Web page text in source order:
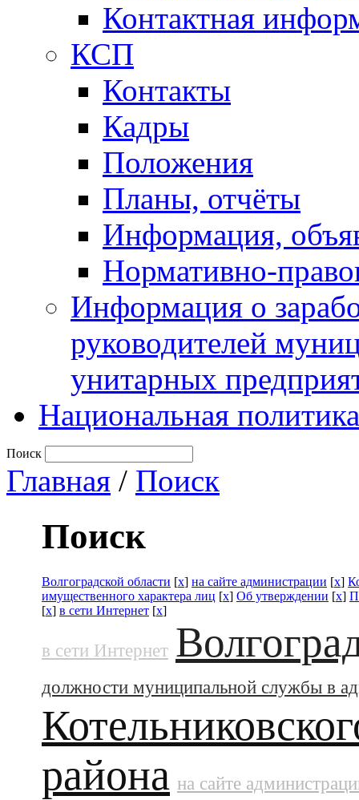
Контактная
КСП
Контакты
Кадры
Положения
Планы, отчёты
Информация,
Нормативно-
Информация о
руководителей
унитарных
Национальная политика
Поиск
Главная / Поиск
Поиск
Волгоградской области [x] на сайте администрации [x]
имущественного характера лиц [x] Об утверждении [x]
[x] в сети Интернет [x]
в сети Интернет
должности муниципальной службы в
района на сайте